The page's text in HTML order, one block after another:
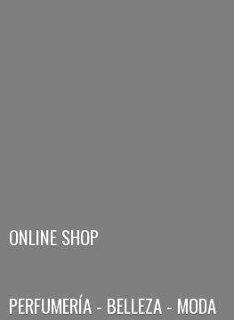
ONLINE SHOP
PERFUMERÍA - BELLEZA - MODA